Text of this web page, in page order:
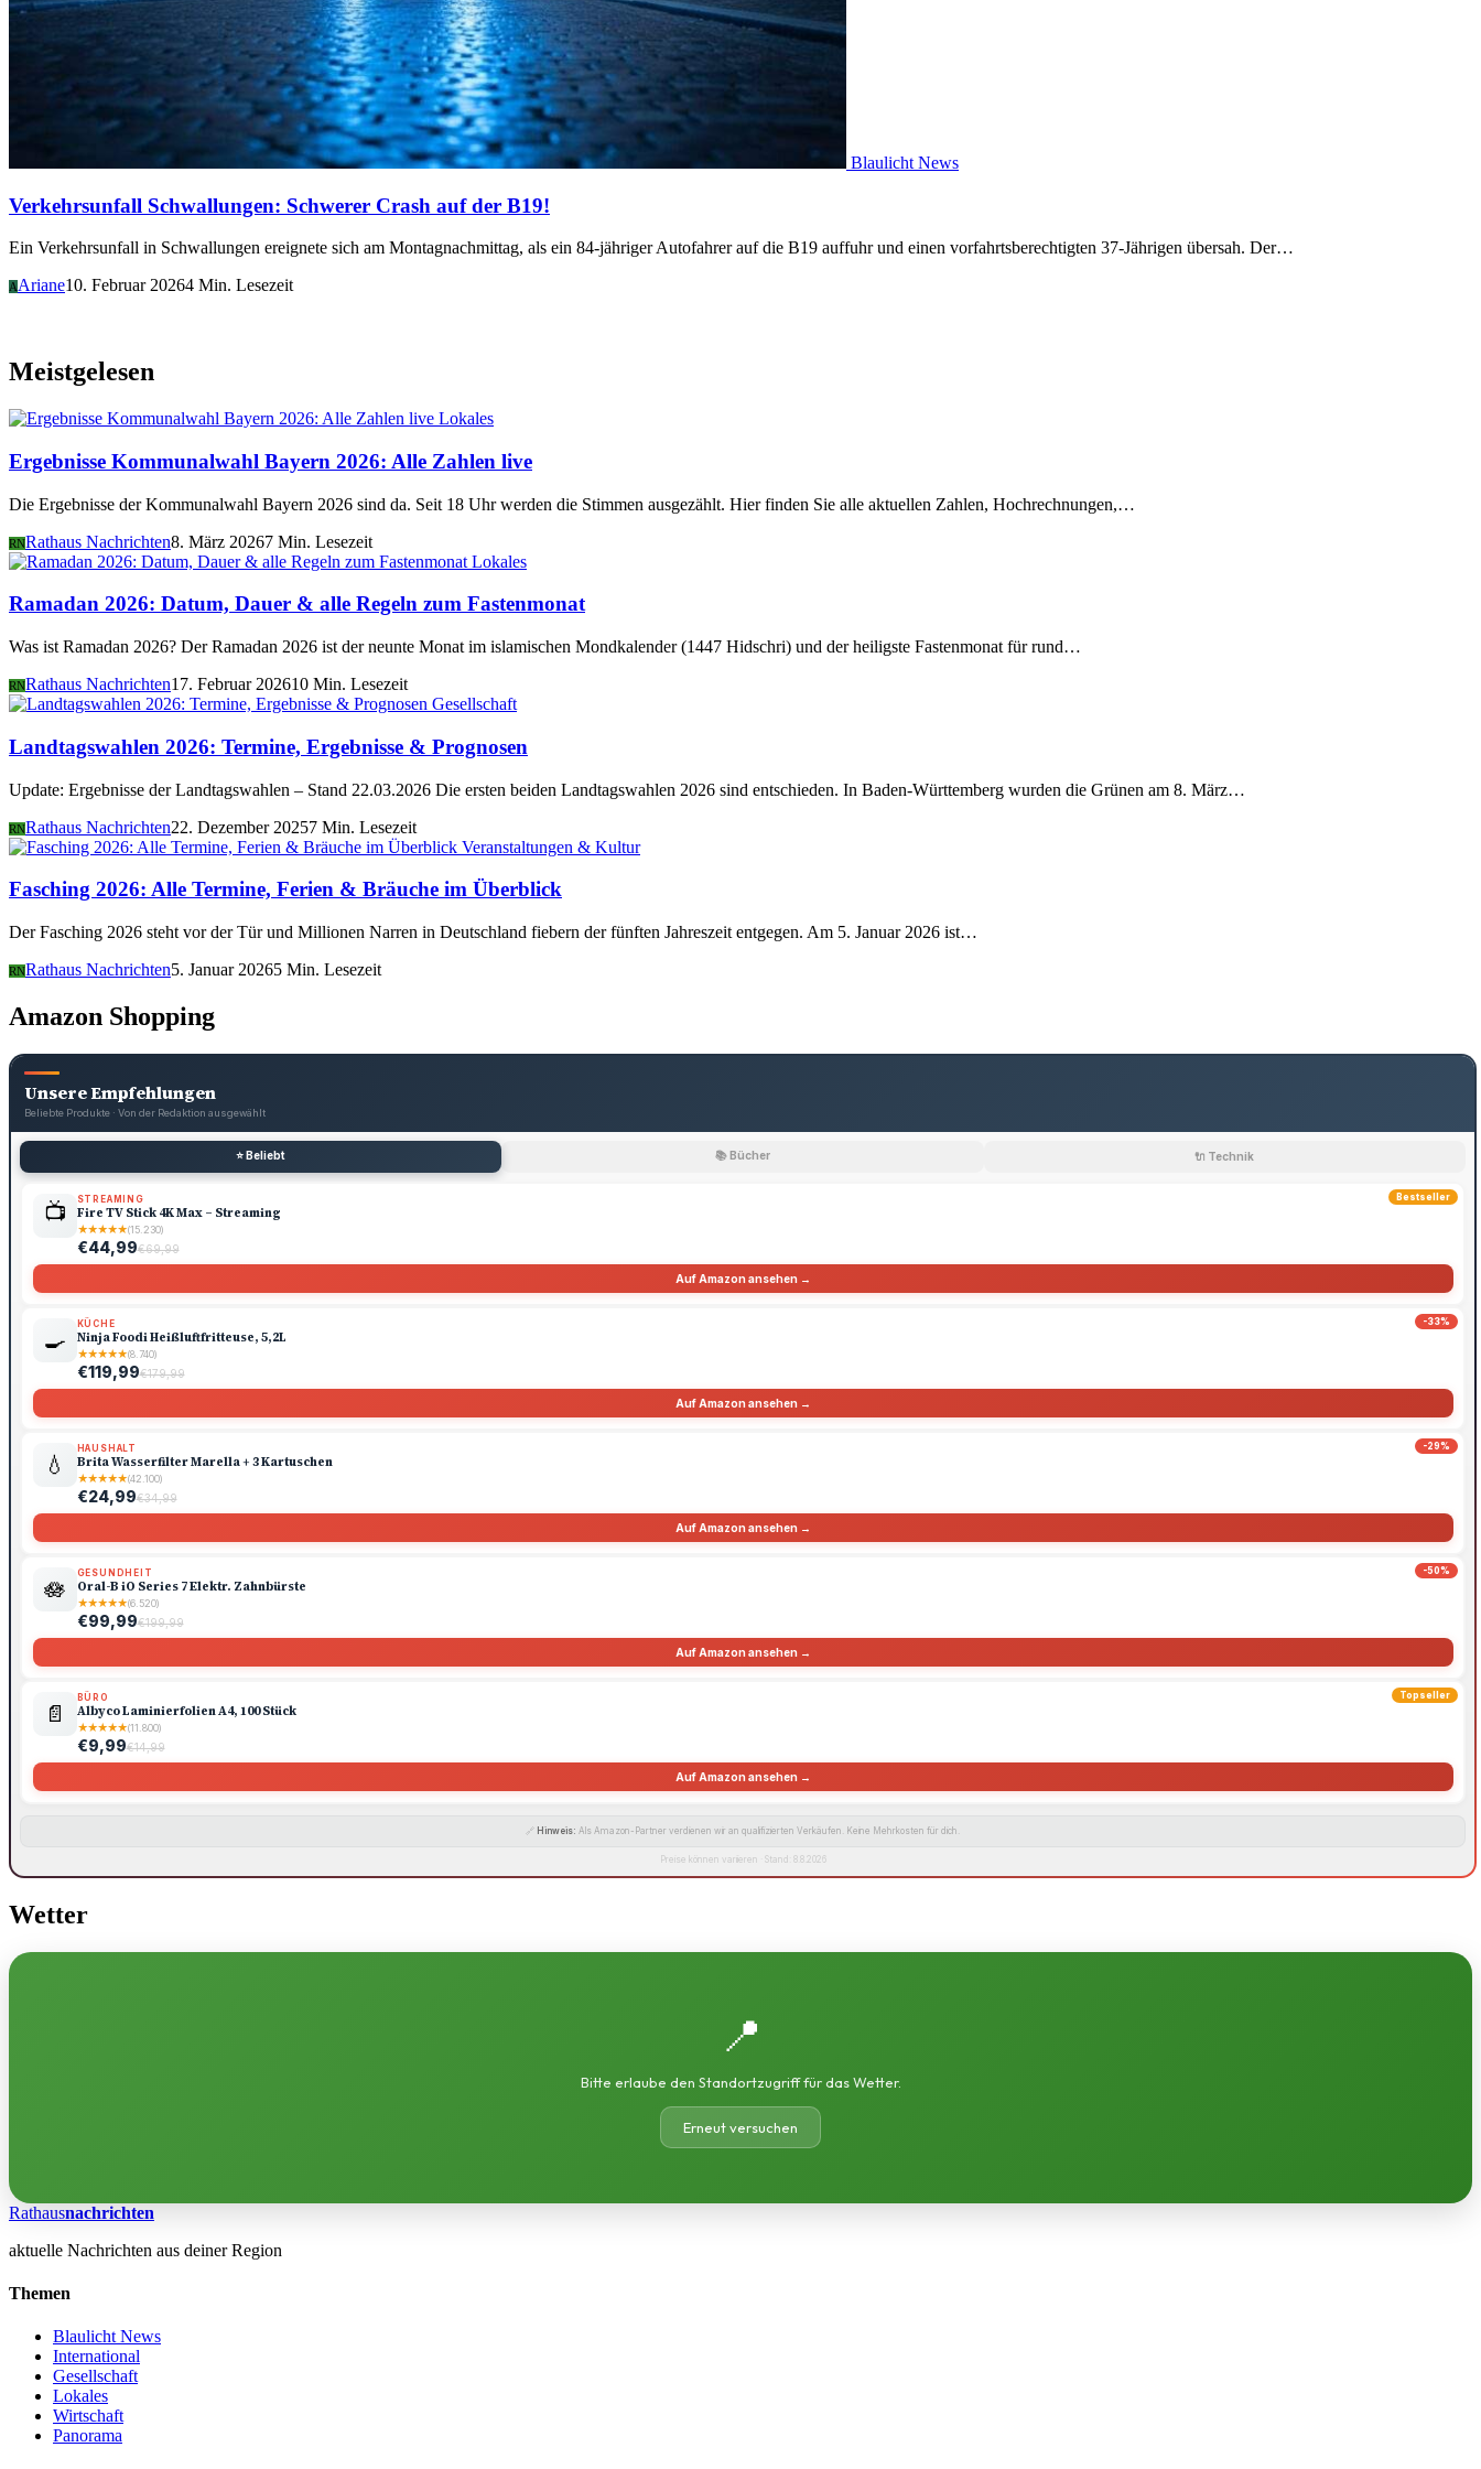
Blaulicht News
Verkehrsunfall Schwallungen: Schwerer Crash auf der B19!
Ein Verkehrsunfall in Schwallungen ereignete sich am Montagnachmittag, als ein 84-jähriger Autofahrer auf die B19 auffuhr und einen vorfahrtsberechtigten 37-Jährigen übersah. Der…
AAriane10. Februar 20264 Min. Lesezeit
Meistgelesen
Lokales
Ergebnisse Kommunalwahl Bayern 2026: Alle Zahlen live
Die Ergebnisse der Kommunalwahl Bayern 2026 sind da. Seit 18 Uhr werden die Stimmen ausgezählt. Hier finden Sie alle aktuellen Zahlen, Hochrechnungen,…
RNRathaus Nachrichten8. März 20267 Min. Lesezeit
Lokales
Ramadan 2026: Datum, Dauer & alle Regeln zum Fastenmonat
Was ist Ramadan 2026? Der Ramadan 2026 ist der neunte Monat im islamischen Mondkalender (1447 Hidschri) und der heiligste Fastenmonat für rund…
RNRathaus Nachrichten17. Februar 202610 Min. Lesezeit
Gesellschaft
Landtagswahlen 2026: Termine, Ergebnisse & Prognosen
Update: Ergebnisse der Landtagswahlen – Stand 22.03.2026 Die ersten beiden Landtagswahlen 2026 sind entschieden. In Baden-Württemberg wurden die Grünen am 8. März…
RNRathaus Nachrichten22. Dezember 20257 Min. Lesezeit
Veranstaltungen & Kultur
Fasching 2026: Alle Termine, Ferien & Bräuche im Überblick
Der Fasching 2026 steht vor der Tür und Millionen Narren in Deutschland fiebern der fünften Jahreszeit entgegen. Am 5. Januar 2026 ist…
RNRathaus Nachrichten5. Januar 20265 Min. Lesezeit
Amazon Shopping
Unsere Empfehlungen
Beliebte Produkte · Von der Redaktion ausgewählt
⭐ Beliebt 📚 Bücher 🔌 Technik
Bestseller
📺 STREAMING
Fire TV Stick 4K Max – Streaming
★★★★★(15.230)
€44,99€69,99
Auf Amazon ansehen →
-33%
🍳
KÜCHE
Ninja Foodi Heißluftfritteuse, 5,2L
★★★★★(8.740)
€119,99€179,99
Auf Amazon ansehen →
-29%
💧
HAUSHALT
Brita Wasserfilter Marella + 3 Kartuschen
★★★★★(42.100)
€24,99€34,99
Auf Amazon ansehen →
-50%
🪷
GESUNDHEIT
Oral-B iO Series 7 Elektr. Zahnbürste
★★★★★(6.520)
€99,99€199,99
Auf Amazon ansehen →
Topseller
📄
BÜRO
Albyco Laminierfolien A4, 100 Stück
★★★★★(11.800)
€9,99€14,99
Auf Amazon ansehen →
🔗 Hinweis: Als Amazon-Partner verdienen wir an qualifizierten Verkäufen. Keine Mehrkosten für dich.
Preise können variieren · Stand: 8.8.2026
Wetter
📍
Bitte erlaube den Standortzugriff für das Wetter.
Erneut versuchen
Rathausnachrichten
aktuelle Nachrichten aus deiner Region
Themen
Blaulicht News
International
Gesellschaft
Lokales
Wirtschaft
Panorama